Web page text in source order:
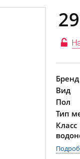
Бренд
Вид
Пол
Тип
Класс